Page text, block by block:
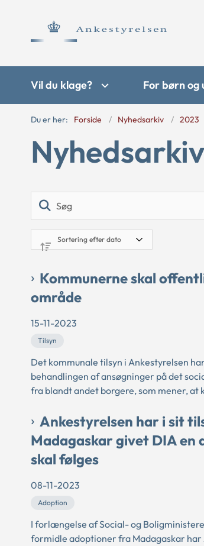
Vil du klage? For børn og
Du er her: Forside Nyhedsarkiv 2023
Nyhedsarkiv
Kommunerne skal
område
15-11-2023
Tilsyn
Det kommunale tilsyn i Ankestyrelsen
behandlingen af ansøgninger på det
fra blandt andet borgere, som mener,
Ankestyrelsen har i sit
Madagaskar givet DIA
skal følges
08-11-2023
Adoption
I forlængelse af Social- og
formidle adoptioner fra Madagaskar har